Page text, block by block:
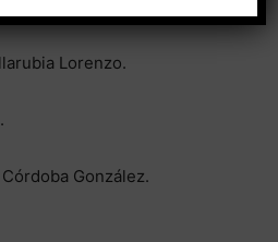
Lorenzo.
González.